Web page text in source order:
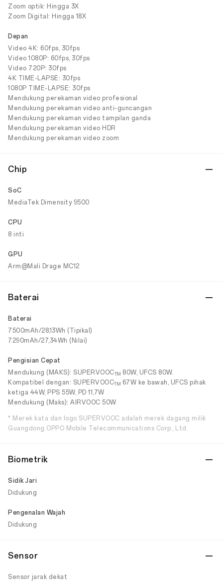
Zoom optik: Hingga 3X
Zoom Digital: Hingga 18X
Depan
Video 4K: 60fps, 30fps
Video 1080P: 60fps, 30fps
Video 720P: 30fps
4K TIME-LAPSE: 30fps
1080P TIME-LAPSE: 30fps
Mendukung perekaman video profesional
Mendukung perekaman video anti-guncangan
Mendukung perekaman video tampilan ganda
Mendukung perekaman video HDR
Mendukung perekaman video zoom
Chip
SoC
MediaTek Dimensity 9500
CPU
8 inti
GPU
Arm@Mali Drage MC12
Baterai
Baterai
7500mAh/28,13Wh (Tipikal)
7290mAh/27,34Wh (Nilai)
Pengisian Cepat
Mendukung (MAKS): SUPERVOOCTM 80W, UFCS 80W.
Kompatibel dengan: SUPERVOOCTM 67W ke bawah, UFCS pihak
ketiga 44W, PPS 55W, PD 11,7W
Mendukung (Maks): AIRVOOC 50W
* Merek kata dan logo SUPERVOOC adalah merek dagang milik
Guangdong OPPO Mobile Telecommunications Corp., Ltd.
Biometrik
Sidik Jari
Didukung
Pengenalan Wajah
Didukung
Sensor
Sensor jarak dekat